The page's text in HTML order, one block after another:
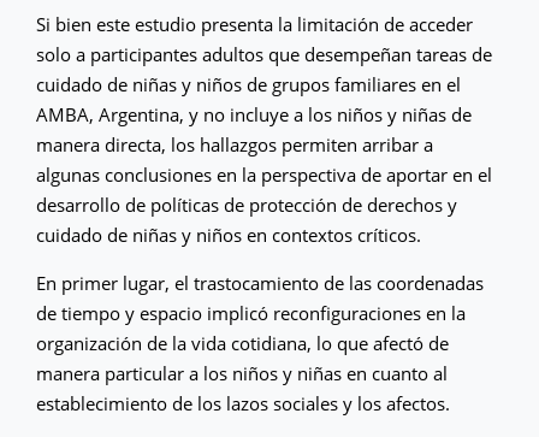
Si bien este estudio presenta la limitación de acceder
solo a participantes adultos que desempeñan tareas de
cuidado de niñas y niños de grupos familiares en el
AMBA, Argentina, y no incluye a los niños y niñas de
manera directa, los hallazgos permiten arribar a
algunas conclusiones en la perspectiva de aportar en el
desarrollo de políticas de protección de derechos y
cuidado de niñas y niños en contextos críticos.
En primer lugar, el trastocamiento de las coordenadas
de tiempo y espacio implicó reconfiguraciones en la
organización de la vida cotidiana, lo que afectó de
manera particular a los niños y niñas en cuanto al
establecimiento de los lazos sociales y los afectos.